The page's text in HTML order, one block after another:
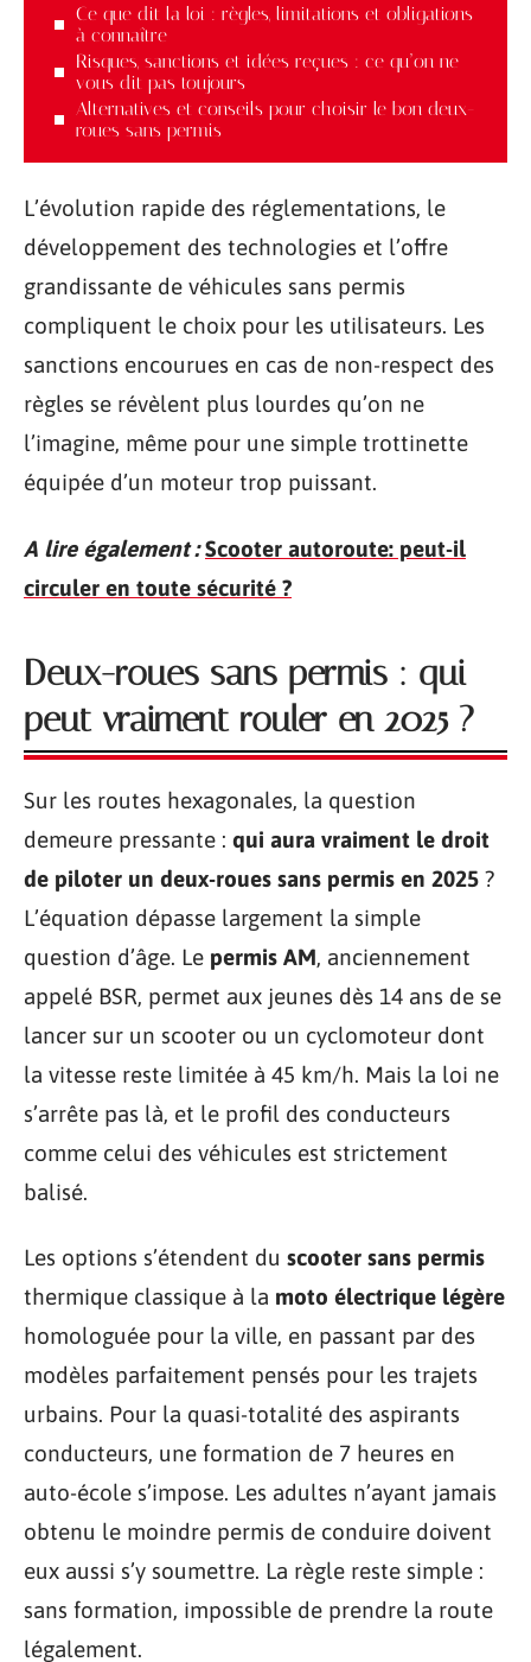
Ce que dit la loi : règles, limitations et obligations
à connaître
Risques, sanctions et idées reçues : ce qu’on ne
vous dit pas toujours
Alternatives et conseils pour choisir le bon deux-
roues sans permis
L’évolution rapide des réglementations, le
développement des technologies et l’offre
grandissante de véhicules sans permis
compliquent le choix pour les utilisateurs. Les
sanctions encourues en cas de non-respect des
règles se révèlent plus lourdes qu’on ne
l’imagine, même pour une simple trottinette
équipée d’un moteur trop puissant.
A lire également : Scooter autoroute: peut-il
circuler en toute sécurité ?
Deux-roues sans permis : qui
peut vraiment rouler en 2025 ?
Sur les routes hexagonales, la question
demeure pressante : qui aura vraiment le droit
de piloter un deux-roues sans permis en 2025 ?
L’équation dépasse largement la simple
question d’âge. Le permis AM, anciennement
appelé BSR, permet aux jeunes dès 14 ans de se
lancer sur un scooter ou un cyclomoteur dont
la vitesse reste limitée à 45 km/h. Mais la loi ne
s’arrête pas là, et le profil des conducteurs
comme celui des véhicules est strictement
balisé.
Les options s’étendent du scooter sans permis
thermique classique à la moto électrique légère
homologuée pour la ville, en passant par des
modèles parfaitement pensés pour les trajets
urbains. Pour la quasi-totalité des aspirants
conducteurs, une formation de 7 heures en
auto-école s’impose. Les adultes n’ayant jamais
obtenu le moindre permis de conduire doivent
eux aussi s’y soumettre. La règle reste simple :
sans formation, impossible de prendre la route
légalement.